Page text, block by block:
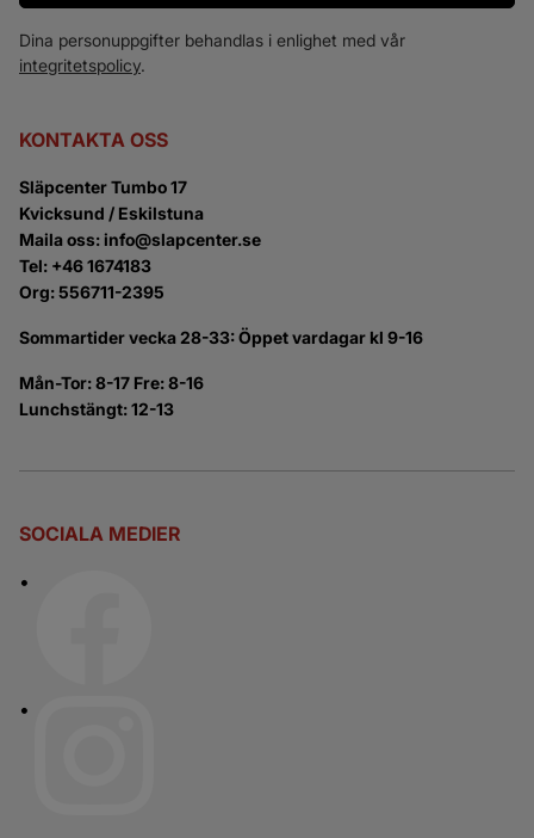
Dina personuppgifter behandlas i enlighet med vår
integritetspolicy.
KONTAKTA OSS
Släpcenter Tumbo 17
Kvicksund / Eskilstuna
Maila oss: info@slapcenter.se
Tel: +46 1674183
Org: 556711-2395
Sommartider vecka 28-33: Öppet vardagar kl 9-16
Mån-Tor: 8-17 Fre: 8-16
Lunchstängt: 12-13
SOCIALA MEDIER